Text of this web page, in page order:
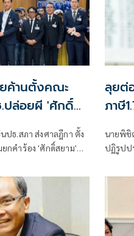
ค้านตั้งคณะ
.ปล่อยผี 'ศักดิ์
ธ.สภา ส่งศาลฎีกา ตั้ง
กคำร้อง 'ศักดิ์สยาม'
ลุยต่
ภาษี
นายพิชิ
ปฏิรูปป